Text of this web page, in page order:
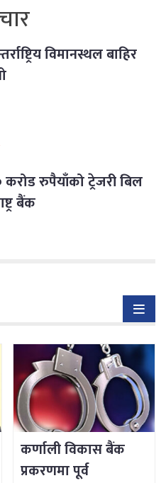
विमानस्थल बाहिर
करोड रुपैयाँको ट्रेजरी बिल
बैंक
कर्णाली विकास बैंक
प्रकरणमा पूर्व